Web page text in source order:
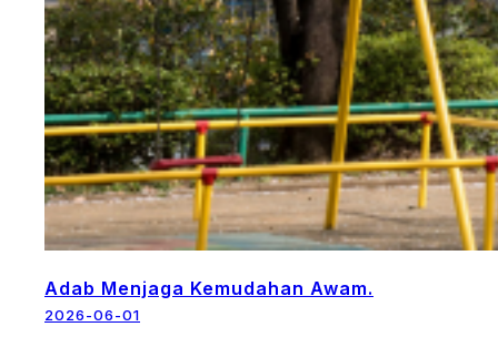
Adab Menjaga Kemudahan Awam.
2026-06-01